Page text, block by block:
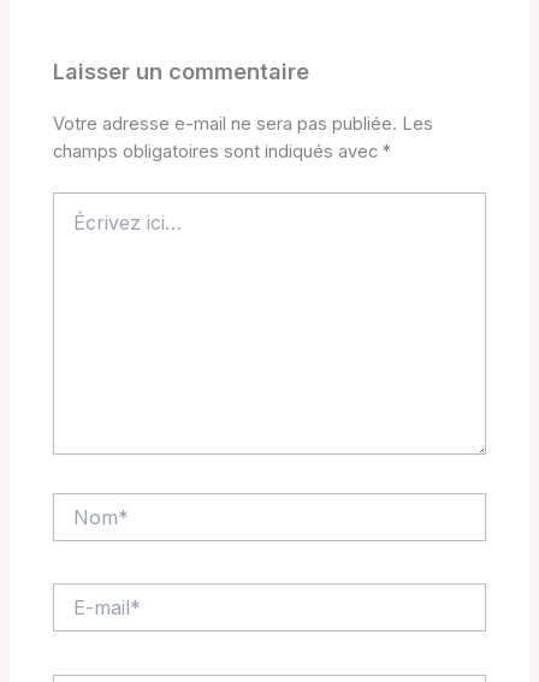
Laisser un commentaire
Votre adresse e-mail ne sera pas publiée. Les
champs obligatoires sont indiqués avec*
ici…
mail*